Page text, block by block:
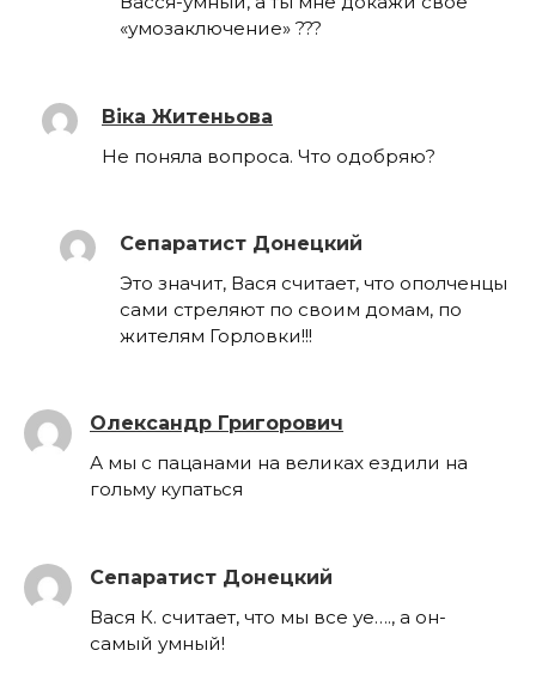
«умозаключение» ???
Віка Житеньова
Не поняла вопроса. Что одобряю?
Сепаратист Донецкий
Это значит, Вася считает, что ополченцы
сами стреляют по своим домам, по
жителям Горловки!!!
Олександр Григорович
А мы с пацанами на великах ездили на
гольму купаться
Сепаратист Донецкий
Вася К. считает, что мы все уе…., а он-
самый умный!